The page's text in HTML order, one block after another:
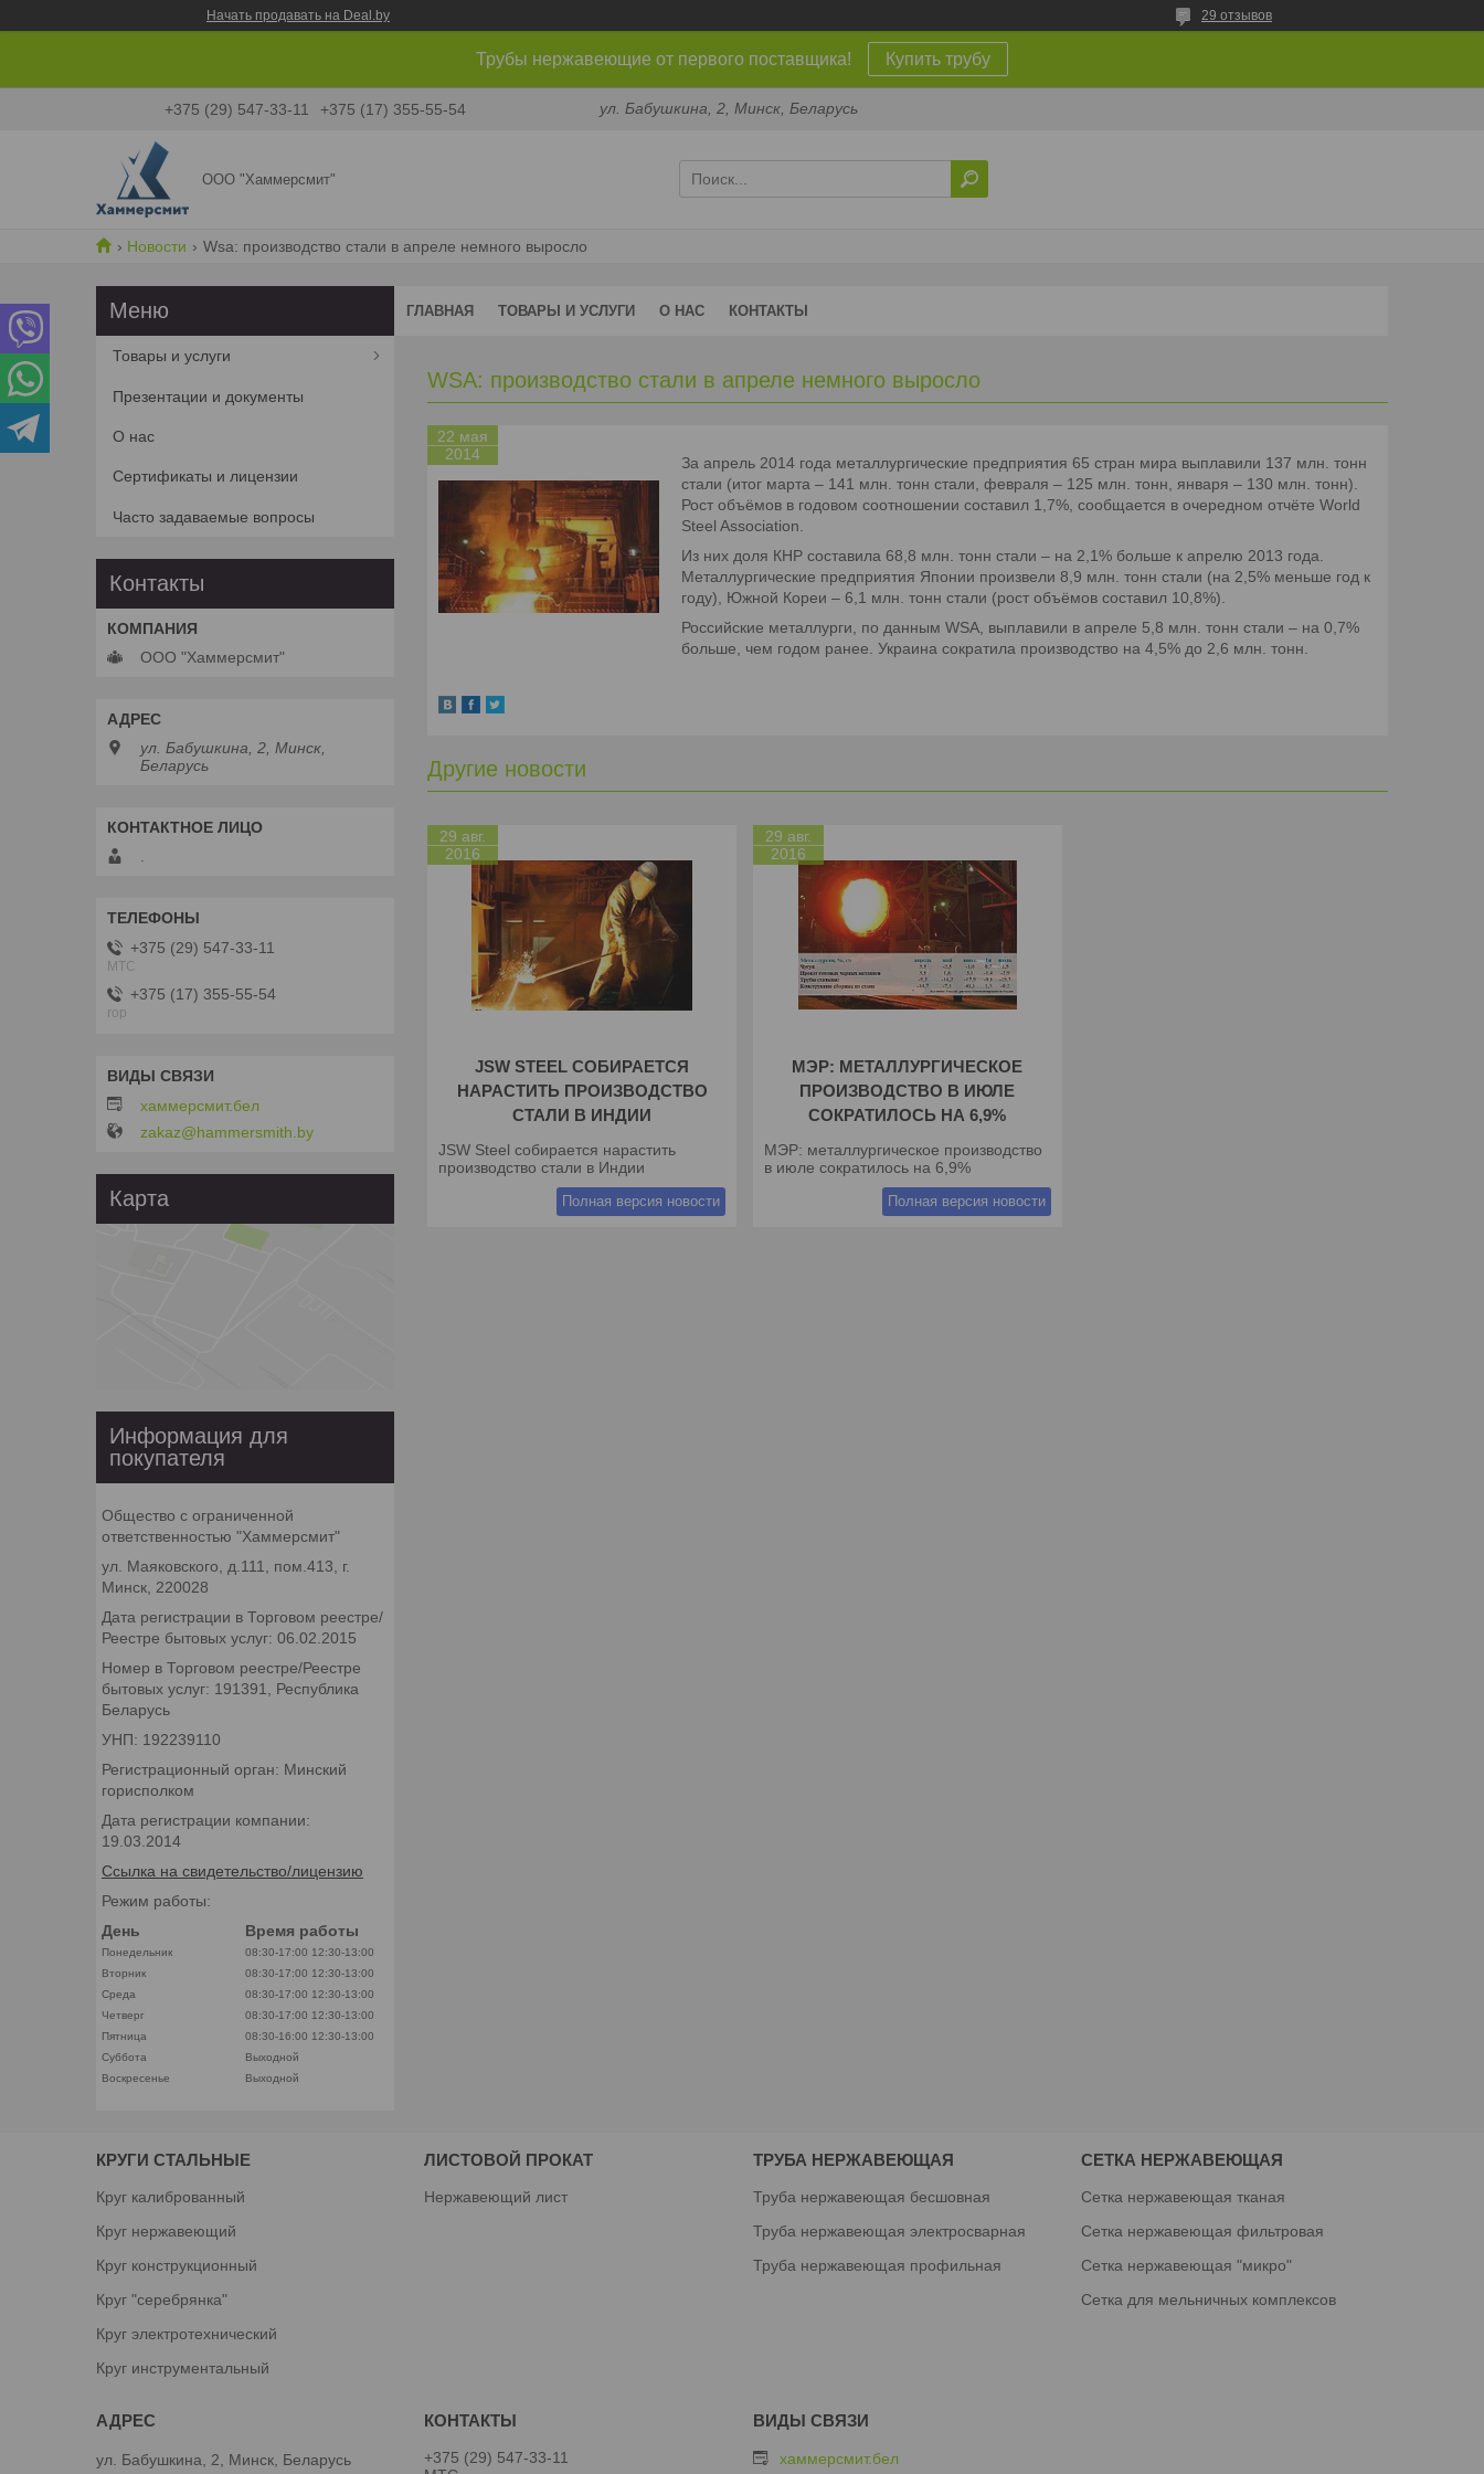
Начать продавать на Deal.by 29 отзывов
Трубы нержавеющие от первого поставщика! Купить трубу
+375 (29) 547-33-11 +375 (17) 355-55-54 ул. Бабушкина, 2, Минск, Беларусь
ООО "Хаммерсмит"
Новости Wsa: производство стали в апреле немного выросло
ГЛАВНАЯ ТОВАРЫ И УСЛУГИ О НАС КОНТАКТЫ
WSA: производство стали в апреле немного выросло
22 мая
2014
За апрель 2014 года металлургические предприятия 65 стран мира выплавили 137 млн. тонн
стали (итог марта – 141 млн. тонн стали, февраля – 125 млн. тонн, января – 130 млн. тонн).
Рост объёмов в годовом соотношении составил 1,7%, сообщается в очередном отчёте World
Steel Association.
Из них доля КНР составила 68,8 млн. тонн стали – на 2,1% больше к апрелю 2013 года.
Металлургические предприятия Японии произвели 8,9 млн. тонн стали (на 2,5% меньше год к
году), Южной Кореи – 6,1 млн. тонн стали (рост объёмов составил 10,8%).
Российские металлурги, по данным WSA, выплавили в апреле 5,8 млн. тонн стали – на 0,7%
больше, чем годом ранее. Украина сократила производство на 4,5% до 2,6 млн. тонн.
Другие новости
29 авг.
2016
JSW STEEL СОБИРАЕТСЯ
НАРАСТИТЬ ПРОИЗВОДСТВО
СТАЛИ В ИНДИИ
JSW Steel собирается нарастить
производство стали в Индии
Полная версия новости
29 авг.
2016
МЭР: МЕТАЛЛУРГИЧЕСКОЕ
ПРОИЗВОДСТВО В ИЮЛЕ
СОКРАТИЛОСЬ НА 6,9%
МЭР: металлургическое производство
в июле сократилось на 6,9%
Полная версия новости
Товары и услуги
Презентации и документы
О нас
Сертификаты и лицензии
Часто задаваемые вопросы
Контакты
ООО "Хаммерсмит"
ул. Бабушкина, 2, Минск,
Беларусь
+375 (29) 547-33-11
МТС
+375 (17) 355-55-54
гор
хаммерсмит.бел
zakaz@hammersmith.by
Карта
Информация для
покупателя
Общество с ограниченной
ответственностью "Хаммерсмит"
ул. Маяковского, д.111, пом.413, г.
Минск, 220028
Дата регистрации в Торговом реестре/
Реестре бытовых услуг: 06.02.2015
Номер в Торговом реестре/Реестре
бытовых услуг: 191391, Республика
Беларусь
УНП: 192239110
Регистрационный орган: Минский
горисполком
Дата регистрации компании:
19.03.2014
Ссылка на свидетельство/лицензию
Режим работы:
День
Время работы
Понедельник 08:30-17:00 12:30-13:00
Вторник
08:30-17:00 12:30-13:00
Среда
08:30-17:00 12:30-13:00
Четверг
08:30-17:00 12:30-13:00
Пятница
08:30-16:00 12:30-13:00
Суббота
Выходной
Воскресенье
Выходной
КРУГИ СТАЛЬНЫЕ
Круг калиброванный
Круг нержавеющий
Круг конструкционный
Круг "серебрянка"
Круг электротехнический
Круг инструментальный
ЛИСТОВОЙ ПРОКАТ
Нержавеющий лист
ТРУБА НЕРЖАВЕЮЩАЯ
Труба нержавеющая бесшовная
Труба нержавеющая электросварная
Труба нержавеющая профильная
СЕТКА НЕРЖАВЕЮЩАЯ
Сетка нержавеющая тканая
Сетка нержавеющая фильтровая
Сетка нержавеющая "микро"
Сетка для мельничных комплексов
ул. Бабушкина, 2, Минск, Беларусь
+375 (29) 547-33-11
хаммерсмит.бел